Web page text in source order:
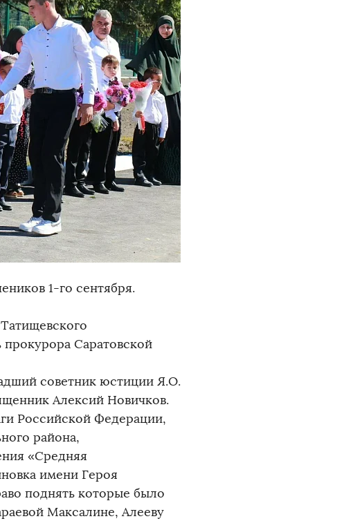
1-го сентября.
Саратовской
советник юстиции Я.О.
Алексий Новичков.
Российской Федерации,
района,
«Средняя
имени Героя
поднять которые было
Максалине, Алееву